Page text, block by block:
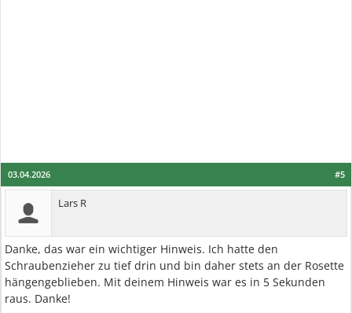
#5
03.04.2026
Lars R
Danke, das war ein wichtiger Hinweis. Ich hatte den
Schraubenzieher zu tief drin und bin daher stets an der Rosette
hängengeblieben. Mit deinem Hinweis war es in 5 Sekunden
raus. Danke!